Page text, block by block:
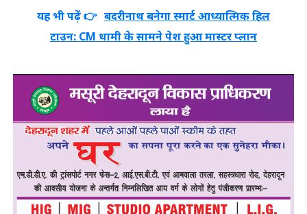
यह भी पढ़ें 👉 बदरीनाथ बनेगा स्मार्ट आध्यात्मिक हिल
टाउन: CM धामी के सामने पेश हुआ मास्टर प्लान